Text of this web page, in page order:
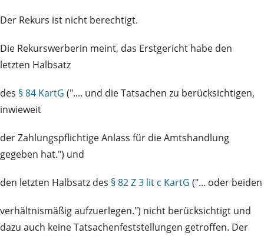
Der Rekurs ist nicht berechtigt.
Die Rekurswerberin meint, das Erstgericht habe den
letzten Halbsatz
des § 84 KartG (".... und die Tatsachen zu berücksichtigen,
inwieweit
der Zahlungspflichtige Anlass für die Amtshandlung
gegeben hat.") und
den letzten Halbsatz des § 82 Z 3 lit c KartG ("... oder beiden
verhältnismäßig aufzuerlegen.") nicht berücksichtigt und
dazu auch keine Tatsachenfeststellungen getroffen. Der